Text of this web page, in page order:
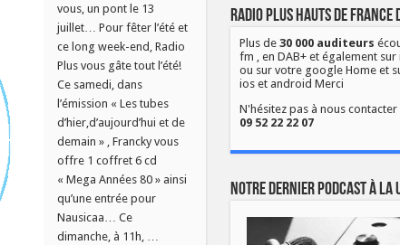
vous, un pont le 13
juillet… Pour fêter l’été et
ce long week-end, Radio
Plus vous gâte tout l’été!
Ce samedi, dans
l’émission « Les tubes
d’hier,d’aujourd’hui et de
demain » , Francky vous
offre 1 coffret 6 cd
« Mega Années 80 » ainsi
qu’une entrée pour
Nausicaa… Ce
dimanche, à 11h, …
Radio Plus Hauts de France
Plus de 30 000 auditeurs
fm , en DAB+ et également
ou sur votre google Home et
ios et android Merci
N'hésitez pas à nous
09 52 22 22 07
Notre dernier podcast à la